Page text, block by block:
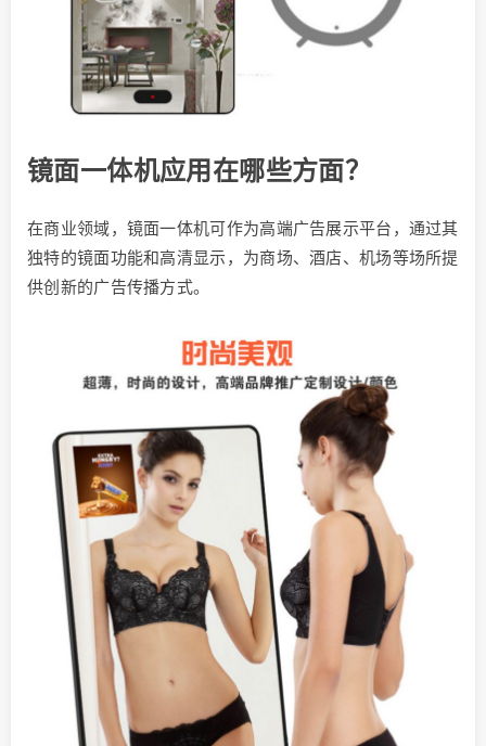
镜面一体机应用在哪些方面？
在商业领域，镜面一体机可作为高端广告展示平台，通过其
独特的镜面功能和高清显示，为商场、酒店、机场等场所提
供创新的广告传播方式。